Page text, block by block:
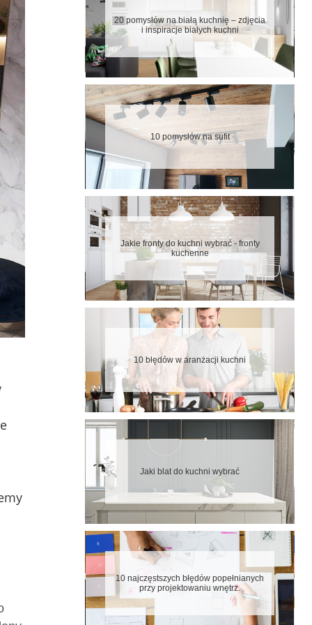
20 pomysłów na białą kuchnię – zdjęcia
i inspiracje białych kuchni
10 pomysłów na sufit
Jakie fronty do kuchni wybrać - fronty
kuchenne
10 błędów w aranżacji kuchni
Jaki blat do kuchni wybrać
10 najczęstszych błędów popełnianych
przy projektowaniu wnętrz.